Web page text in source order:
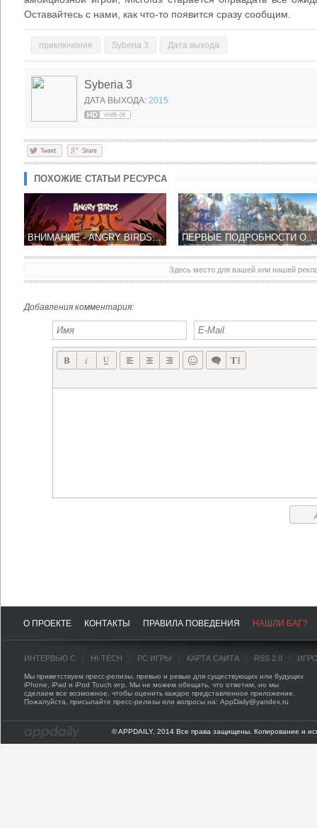
Оставайтесь с нами, как что-то появится сразу сообщим.
приключения Syberia 3 Дата выхода
Syberia 3
ДАТА ВЫХОДА: 2015
ПОХОЖИЕ СТАТЬИ РЕСУРСА
ВНИМАНИЕ - ANGRY BIRDS EPIC БУДЕТ ПОШАГОВОЙ РОЛЕВОЙ ИГРОЙ + СКРИНШОТЫ! ПЕРВЫЕ ПОДРОБНОСТИ ОБ BROTHERS IN ARMS 3: ЖИВУЩИЕ ВОЙНОЙ
Здесь место для вашей или нашей
Добавления комментария:
О ПРОЕКТЕ КОНТАКТЫ ПРАВИЛА ПОВЕДЕНИЯ НАШЛИ БАГ?
ИНТЕРВЬЮ С HI-TECH PC ИГРЫ КАРТА САЙТА RSS 2.0
Мы приветствуем пресс-релизы, превью и ревью для существующих или будущих
iPhone, iPad и iPod Touch игр. Мы не можем обещать, что ответим, но мы
сделаем все возможное, чтобы оценить каждое представленное приложение.
Пожалуйста, присылайте пресс-релизы или вопросы на: AppDaily@yandex.ru
© APPDAILY, 2014 Все права защищены. Копирование и